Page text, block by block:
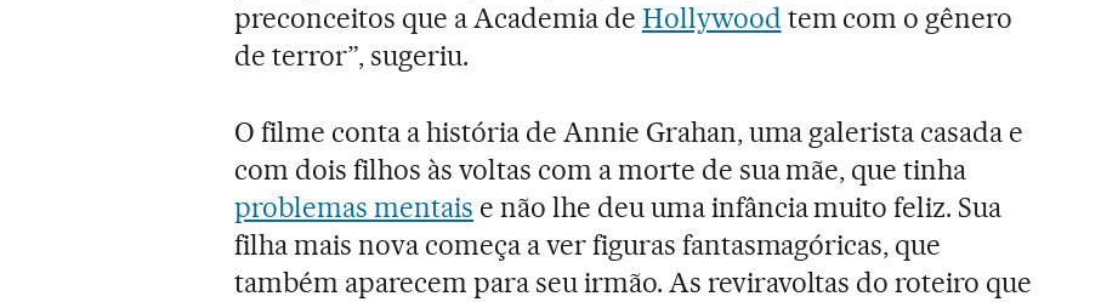
preconceitos que a Academia de Hollywood tem com o gênero
de terror”, sugeriu.
O filme conta a história de Annie Grahan, uma galerista casada e
com dois filhos às voltas com a morte de sua mãe, que tinha
problemas mentais e não lhe deu uma infância muito feliz. Sua
filha mais nova começa a ver figuras fantasmagóricas, que
também aparecem para seu irmão. As reviravoltas do roteiro que